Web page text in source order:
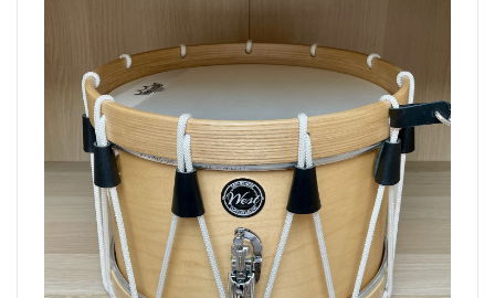
En stock : Tambour 15' Naturel
Tambour 15" Naturel en stock
600,00 €